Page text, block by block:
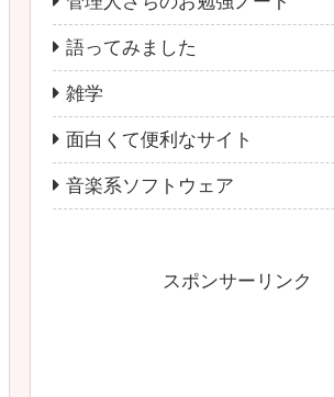
語ってみました
雑学
面白くて便利なサイト
音楽系ソフトウェア
スポンサーリンク